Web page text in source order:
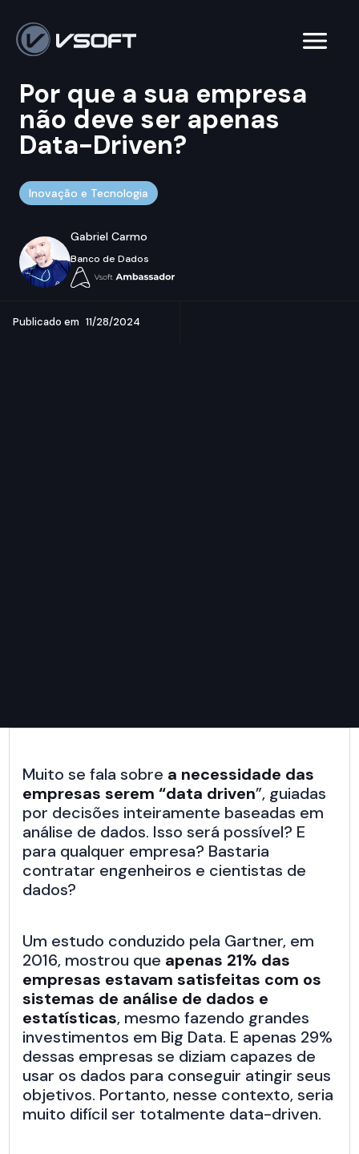
Por que a sua empresa
não deve ser apenas
Data-Driven?
Inovação e Tecnologia
Gabriel Carmo
Banco de Dados
Publicado em 11/28/2024
Muito se fala sobre a necessidade das
empresas serem “data driven”, guiadas
por decisões inteiramente baseadas em
análise de dados. Isso será possível? E
para qualquer empresa? Bastaria
contratar engenheiros e cientistas de
dados?
Um estudo conduzido pela Gartner, em
2016, mostrou que apenas 21% das
empresas estavam satisfeitas com os
sistemas de análise de dados e
estatísticas, mesmo fazendo grandes
investimentos em Big Data. E apenas 29%
dessas empresas se diziam capazes de
usar os dados para conseguir atingir seus
objetivos. Portanto, nesse contexto, seria
muito difícil ser totalmente data-driven.